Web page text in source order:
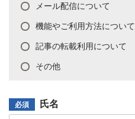
せ
種
別
*
メール配信について
機能やご利用方法について
記事の転載利用について
その他
必須
氏名